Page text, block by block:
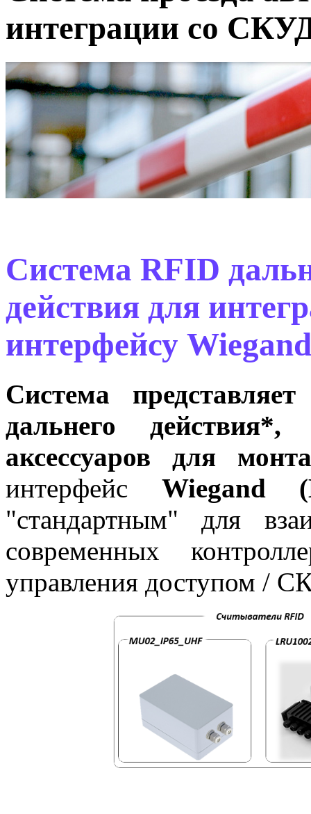
интеграции со
Система RFID
действия для
интерфейсу
Система
дальнего
аксессуаров для
интерфейс Wiegand
"стандартным" для
современных
управления доступом /